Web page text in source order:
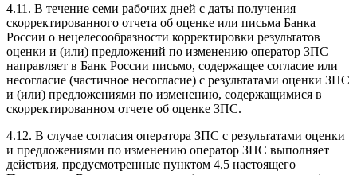
4.11. В течение семи рабочих дней с даты получения
скорректированного отчета об оценке или письма Банка
России о нецелесообразности корректировки результатов
оценки и (или) предложений по изменению оператор ЗПС
направляет в Банк России письмо, содержащее согласие или
несогласие (частичное несогласие) с результатами оценки ЗПС
и (или) предложениями по изменению, содержащимися в
скорректированном отчете об оценке ЗПС.
4.12. В случае согласия оператора ЗПС с результатами оценки
и предложениями по изменению оператор ЗПС выполняет
действия, предусмотренные пунктом 4.5 настоящего